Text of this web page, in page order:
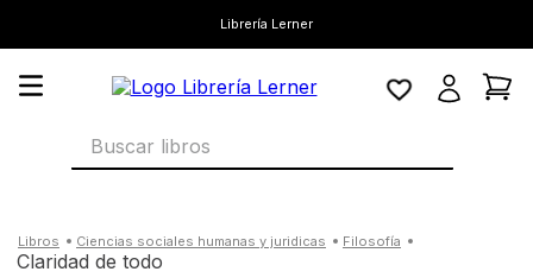
Librería Lerner
Buscar libros
ciencias sociales humanas y juridicas filosofía
claridad de todo